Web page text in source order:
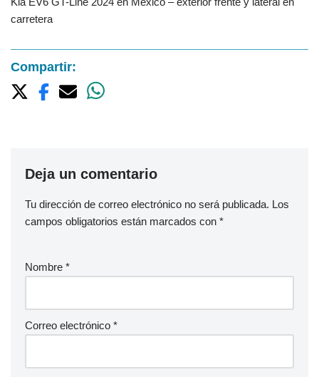
carretera
Compartir:
Deja un comentario
Tu dirección de correo electrónico no será publicada. Los
campos obligatorios están marcados con *
Nombre *
Correo electrónico *